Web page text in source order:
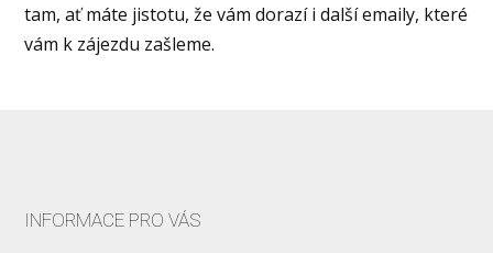
tam, ať máte jistotu, že vám dorazí i další emaily, které
vám k zájezdu zašleme.
INFORMACE PRO VÁS